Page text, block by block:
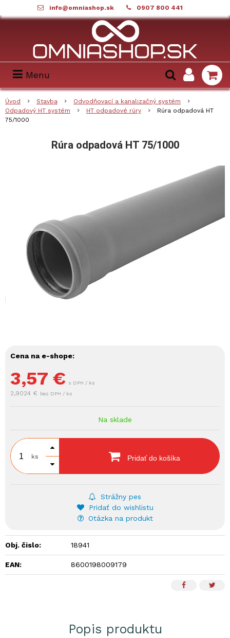
info@omniashop.sk 0907 800 441
Menu
Úvod Stavba
Odvodňovací a kanalizačný systém
Odpadový HT systém
HT odpadové rúry
Rúra odpadová HT
75/1000
Rúra odpadová HT 75/1000
Cena na e-shope:
3,57 € s DPH / ks
2,9024 € bez DPH / ks
Na sklade
ks Pridať do košíka
Strážny pes
Pridať do wishlistu
Otázka na produkt
Obj. čislo: 18941
EAN: 8600198009179
Popis produktu